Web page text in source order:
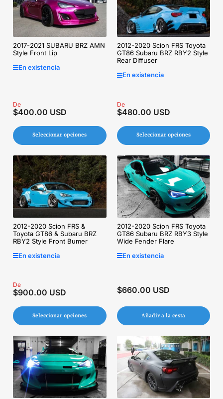
2017-2021 SUBARU BRZ AMN
Style Front Lip
En existencia
Precio
regular
De
$400.00 USD
Seleccionar opciones
2012-2020 Scion FRS Toyota
GT86 Subaru BRZ RBY2 Style
Rear Diffuser
En existencia
Precio
regular
De
$480.00 USD
Seleccionar opciones
2012-2020 Scion FRS &
Toyota GT86 & Subaru BRZ
RBY2 Style Front Bumer
En existencia
Precio
regular
De
$900.00 USD
Seleccionar opciones
2012-2020 Scion FRS Toyota
GT86 Subaru BRZ RBY3 Style
Wide Fender Flare
En existencia
Precio
$660.00 USD
Añadir a la cesta